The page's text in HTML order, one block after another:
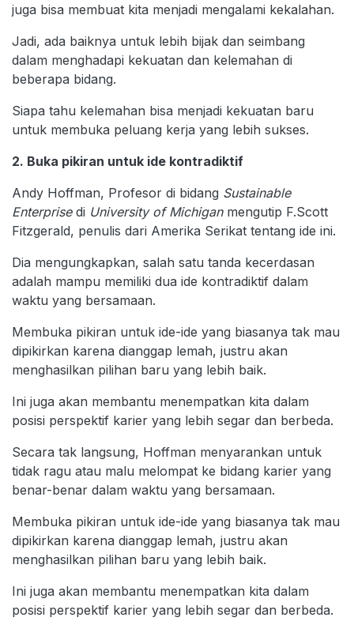
juga bisa membuat kita menjadi mengalami kekalahan.
Jadi, ada baiknya untuk lebih bijak dan seimbang
dalam menghadapi kekuatan dan kelemahan di
beberapa bidang.
Siapa tahu kelemahan bisa menjadi kekuatan baru
untuk membuka peluang kerja yang lebih sukses.
2. Buka pikiran untuk ide kontradiktif
Andy Hoffman, Profesor di bidang Sustainable
Enterprisedi University of Michiganmengutip F.Scott
Fitzgerald, penulis dari Amerika Serikat tentang ide ini.
Dia mengungkapkan, salah satu tanda kecerdasan
adalah mampu memiliki dua ide kontradiktif dalam
waktu yang bersamaan.
Membuka pikiran untuk ide-ide yang biasanya tak mau
dipikirkan karena dianggap lemah, justru akan
menghasilkan pilihan baru yang lebih baik.
Ini juga akan membantu menempatkan kita dalam
posisi perspektif karier yang lebih segar dan berbeda.
Secara tak langsung, Hoffman menyarankan untuk
tidak ragu atau malu melompat ke bidang karier yang
benar-benar dalam waktu yang bersamaan.
Membuka pikiran untuk ide-ide yang biasanya tak mau
dipikirkan karena dianggap lemah, justru akan
menghasilkan pilihan baru yang lebih baik.
Ini juga akan membantu menempatkan kita dalam
posisi perspektif karier yang lebih segar dan berbeda.